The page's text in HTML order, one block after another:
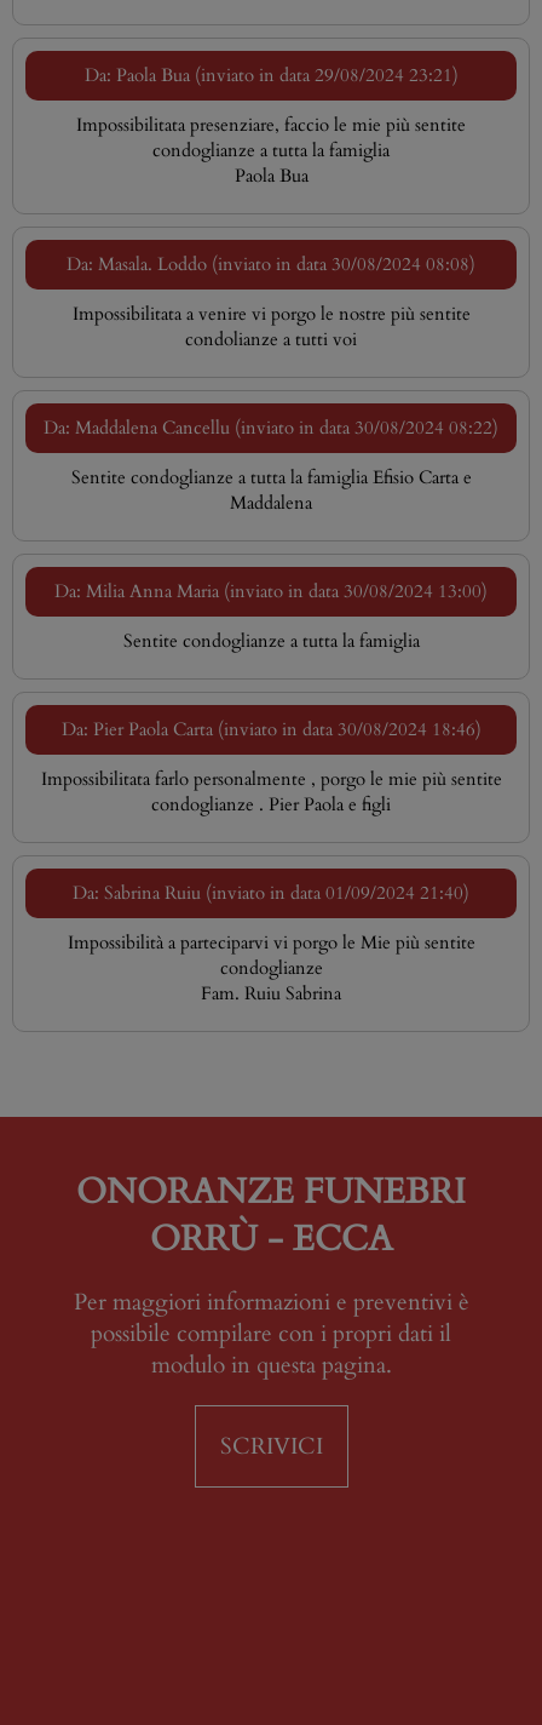
Da: Paola Bua (inviato in data 29/08/2024 23:21)
Impossibilitata presenziare, faccio le mie più sentite
condoglianze a tutta la famiglia
Paola Bua
Da: Masala. Loddo (inviato in data 30/08/2024 08:08)
Impossibilitata a venire vi porgo le nostre più sentite
condolianze a tutti voi
Da: Maddalena Cancellu (inviato in data 30/08/2024 08:22)
Sentite condoglianze a tutta la famiglia Efisio Carta e
Maddalena
Da: Milia Anna Maria (inviato in data 30/08/2024 13:00)
Sentite condoglianze a tutta la famiglia
Da: Pier Paola Carta (inviato in data 30/08/2024 18:46)
Impossibilitata farlo personalmente , porgo le mie più sentite
condoglianze . Pier Paola e figli
Da: Sabrina Ruiu (inviato in data 01/09/2024 21:40)
Impossibilità a parteciparvi vi porgo le Mie più sentite
condoglianze
Fam. Ruiu Sabrina
ONORANZE FUNEBRI
ORRÙ - ECCA
Per maggiori informazioni e preventivi è
possibile compilare con i propri dati il
modulo in questa pagina.
SCRIVICI